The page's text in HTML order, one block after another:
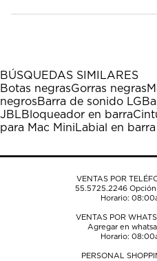
BÚSQUEDAS SIMILARES
Botas negrasGorras negras
negrosBarra de sonido LG
JBLBloqueador en barra
para Mac MiniLabial en
VENTAS POR
55.5725.2246Opción
Horario:
VENTAS POR
Agregar en
Horario:
PERSONAL